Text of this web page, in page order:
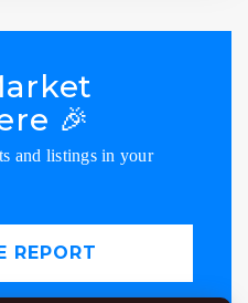
🎉
and listings in your
REPORT